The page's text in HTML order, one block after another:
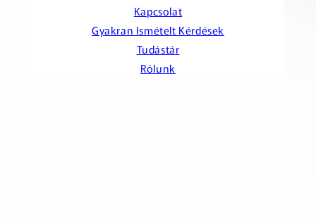
Kapcsolat
Gyakran Ismételt Kérdések
Tudástár
Rólunk